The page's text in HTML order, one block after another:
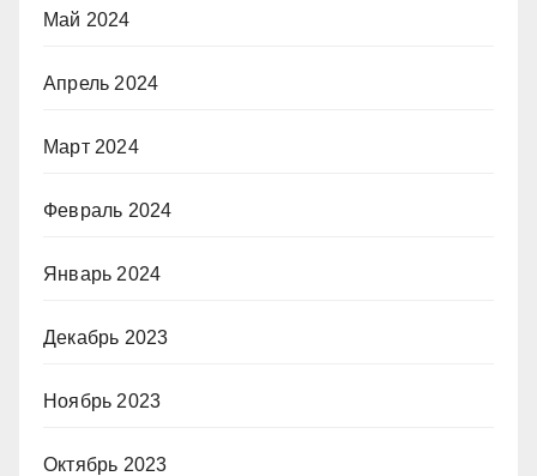
Май 2024
Апрель 2024
Март 2024
Февраль 2024
Январь 2024
Декабрь 2023
Ноябрь 2023
Октябрь 2023